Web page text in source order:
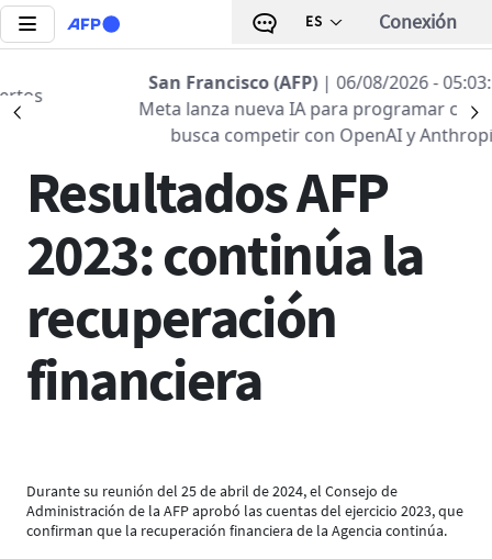
Pasar al contenido principal ES Conexión
San Francisco (AFP) | 06/08/2026 - 05:03:14|
Meta lanza nueva IA para programar con la que
busca competir con OpenAI y Anthropic
Regreso a la lista
25 ABR 2024 - 20:00
Resultados AFP
2023: continúa la
recuperación
financiera
Durante su reunión del 25 de abril de 2024, el Consejo de
Administración de la AFP aprobó las cuentas del ejercicio 2023, que
confirman que la recuperación financiera de la Agencia continúa.